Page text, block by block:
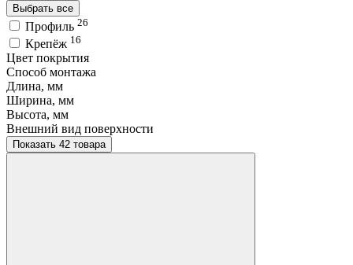
Выбрать все
Профиль 26
Крепёж 16
Цвет покрытия
Способ монтажа
Длина, мм
Ширина, мм
Высота, мм
Внешний вид поверхности
Показать 42 товара